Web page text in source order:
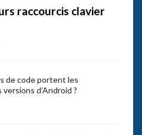
raccourcis clavier
de code portent les
d’Android ?